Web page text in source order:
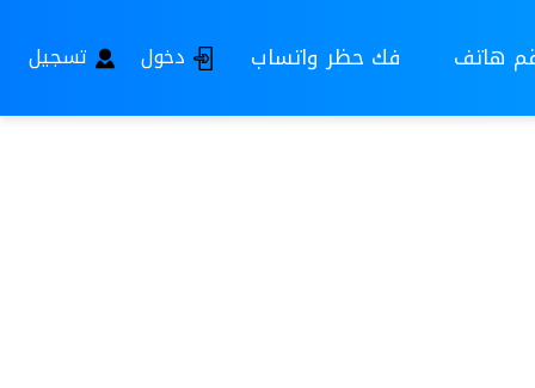
هاتف فك حظر واتساب دخول تسجيل